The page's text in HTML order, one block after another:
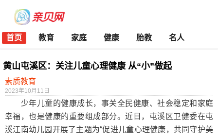
首页 教育 家庭 健康 胎教 名人
黄山屯溪区：关注儿童心理健康 从“小”做起
素质教育
2023年10月11日
少年儿童的健康成长，事关全民健康、社会稳定和家庭
幸福，也是健康的重要组成部分。近日，屯溪区卫健委在屯
溪江南幼儿园开展了主题为“促进儿童心理健康，共同守护美